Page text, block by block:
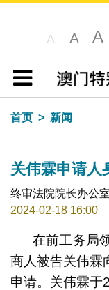
A A A
目录
首页
新闻
关伟霖申请人
终审法院院长办公室
2024-02-18 16:00
在前工务局
商人被告关伟霖
申请。关伟霖于